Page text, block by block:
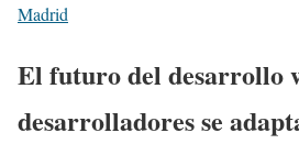
Madrid
El futuro del desarrollo
desarrolladores se